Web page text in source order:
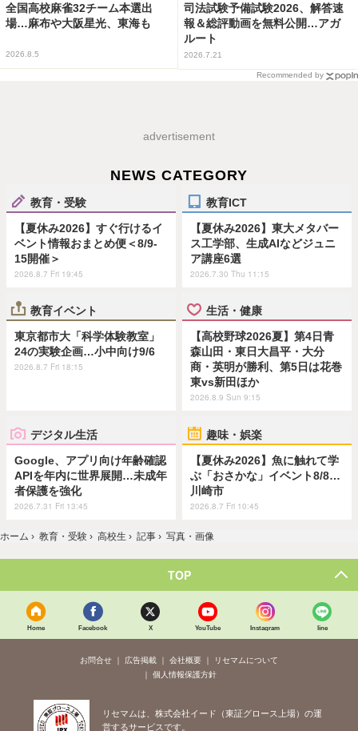
全国高校麻雀32チーム本選出
場…麻布や大阪星光、東海も
2026.8.5
司法試験予備試験2026、解答速
報＆総評動画を無料公開…アガ
ルート
2026.7.21
Recommended by
advertisement
NEWS CATEGORY
教育・受験
【夏休み2026】すぐ行けるイ
ベント情報おまとめ便＜8/9-
15開催＞
2026.8.7 Fri 19:45
教育ICT
【夏休み2026】東大メタバー
ス工学部、生成AIなどジュニ
ア講座6選
2026.7.30 Thu 11:15
教育イベント
東京都市大「科学体験教室」
24の実験企画…小中向け9/6
2026.8.7 Fri 18:15
生活・健康
【高校野球2026夏】第4日青
森山田・東日大昌平・大分
商・英明が勝利、第5日は花巻
東vs新田ほか
2026.8.9 Sun 9:15
デジタル生活
Google、アプリ向け年齢確認
APIを年内に世界展開…未成年
者保護を強化
2026.7.31 Fri 13:45
趣味・娯楽
【夏休み2026】魚に触れて学
ぶ「おさかな」イベント8/8…
川崎市
2026.8.7 Fri 10:45
ホーム › 教育・受験 › 高校生 › 記事 › 写真・画像
TOP
Home Facebook X YouTube Instagram line
お問合せ 広告掲載 会社概要
リセマムについて
個人情報保護方針
リセマムは、株式会社イード（東証グロース上場）の運
営するサービスです。